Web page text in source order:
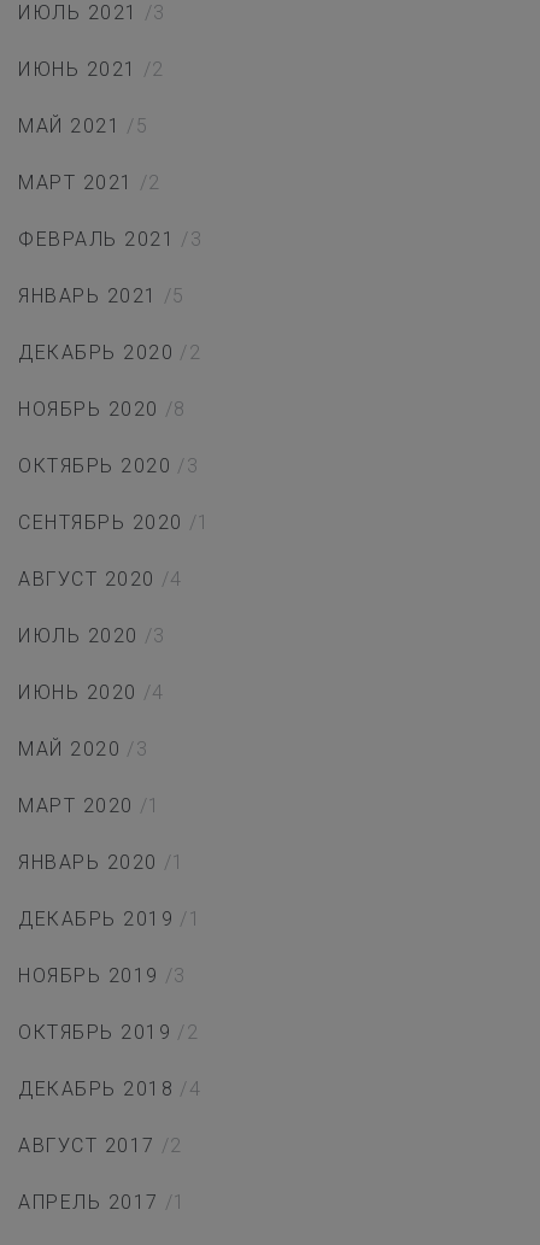
ИЮЛЬ 2021 /3
ИЮНЬ 2021 /2
МАЙ 2021 /5
МАРТ 2021 /2
ФЕВРАЛЬ 2021 /3
ЯНВАРЬ 2021 /5
ДЕКАБРЬ 2020 /2
НОЯБРЬ 2020 /8
ОКТЯБРЬ 2020 /3
СЕНТЯБРЬ 2020 /1
АВГУСТ 2020 /4
ИЮЛЬ 2020 /3
ИЮНЬ 2020 /4
МАЙ 2020 /3
МАРТ 2020 /1
ЯНВАРЬ 2020 /1
ДЕКАБРЬ 2019 /1
НОЯБРЬ 2019 /3
ОКТЯБРЬ 2019 /2
ДЕКАБРЬ 2018 /4
АВГУСТ 2017 /2
АПРЕЛЬ 2017 /1